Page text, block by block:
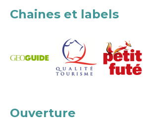
Chaines et labels
Ouverture